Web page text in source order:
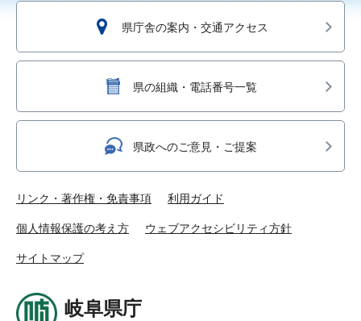
県庁舎の案内・交通アクセス
県の組織・電話番号一覧
県政へのご意見・ご提案
リンク・著作権・免責事項 利用ガイド
個人情報保護の考え方 ウェブアクセシビリティ方針
サイトマップ
岐阜県庁